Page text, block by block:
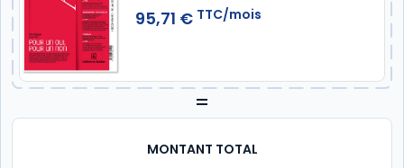
95,71 € TTC/mois
=
MONTANT TOTAL